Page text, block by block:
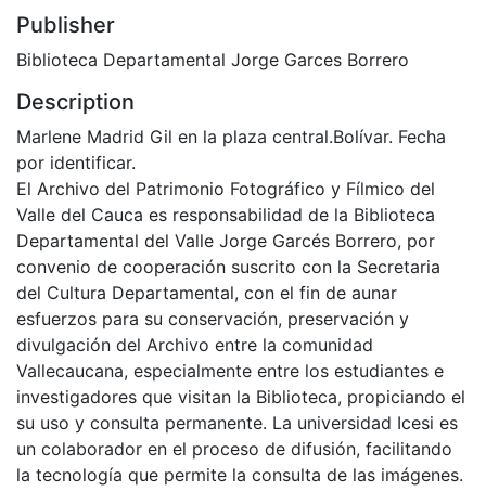
Publisher
Biblioteca Departamental Jorge Garces Borrero
Description
Marlene Madrid Gil en la plaza central.Bolívar. Fecha
por identificar.
El Archivo del Patrimonio Fotográfico y Fílmico del
Valle del Cauca es responsabilidad de la Biblioteca
Departamental del Valle Jorge Garcés Borrero, por
convenio de cooperación suscrito con la Secretaria
del Cultura Departamental, con el fin de aunar
esfuerzos para su conservación, preservación y
divulgación del Archivo entre la comunidad
Vallecaucana, especialmente entre los estudiantes e
investigadores que visitan la Biblioteca, propiciando el
su uso y consulta permanente. La universidad Icesi es
un colaborador en el proceso de difusión, facilitando
la tecnología que permite la consulta de las imágenes.